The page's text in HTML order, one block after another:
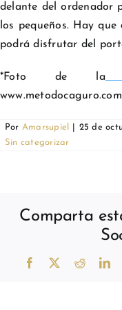
delante del ordenador
los pequeños. Hay que
podrá disfrutar del
*Foto de la
Por Amarsupiel 25 de
Sin categorizar
Comparta
Facebook Reddit